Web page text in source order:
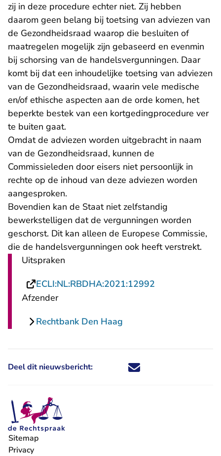
zij in deze procedure echter niet. Zij hebben
daarom geen belang bij toetsing van adviezen van
de Gezondheidsraad waarop die besluiten of
maatregelen mogelijk zijn gebaseerd en evenmin
bij schorsing van de handelsvergunningen. Daar
komt bij dat een inhoudelijke toetsing van adviezen
van de Gezondheidsraad, waarin vele medische
en/of ethische aspecten aan de orde komen, het
beperkte bestek van een kortgedingprocedure ver
te buiten gaat.
Omdat de adviezen worden uitgebracht in naam
van de Gezondheidsraad, kunnen de
Commissieleden door eisers niet persoonlijk in
rechte op de inhoud van deze adviezen worden
aangesproken.
Bovendien kan de Staat niet zelfstandig
bewerkstelligen dat de vergunningen worden
geschorst. Dit kan alleen de Europese Commissie,
die de handelsvergunningen ook heeft verstrekt.
Uitspraken
ECLI:NL:RBDHA:2021:12992
Afzender
Rechtbank Den Haag
Deel dit nieuwsbericht: Deel dit nieuwsbericht via X -
Deel dit nieuwsbericht via
Deel dit nieuwsbericht
Deel dit
Sitemap
Privacy